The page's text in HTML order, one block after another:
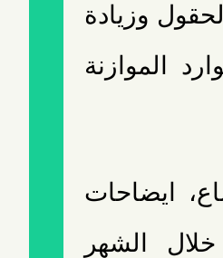
وزيادة
الموازنة
ايضاحات
الشهر